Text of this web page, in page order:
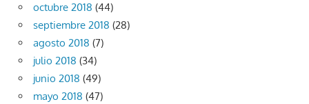
octubre 2018 (44)
septiembre 2018 (28)
agosto 2018 (7)
julio 2018 (34)
junio 2018 (49)
mayo 2018 (47)